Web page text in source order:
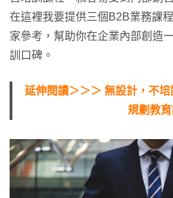
在這裡我要提供三個B2B業務課
家參考，幫助你在企業內部創造
訓口碑。
延伸閱讀＞＞＞ 無設計，不
規劃教